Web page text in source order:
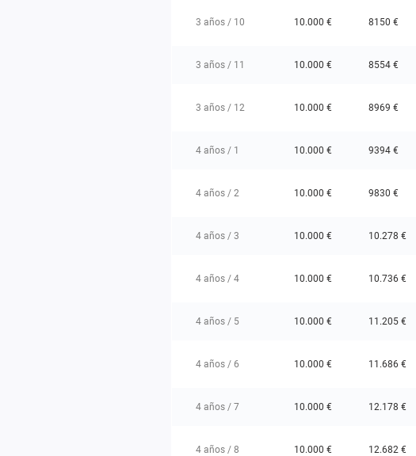
3 años / 10 10.000 € 8150 €
3 años / 11 10.000 € 8554 €
3 años / 12 10.000 € 8969 €
4 años / 1 10.000 € 9394 €
4 años / 2 10.000 € 9830 €
4 años / 3 10.000 € 10.278 €
4 años / 4 10.000 € 10.736 €
4 años / 5 10.000 € 11.205 €
4 años / 6 10.000 € 11.686 €
4 años / 7 10.000 € 12.178 €
4 años / 8 10.000 € 12.682 €